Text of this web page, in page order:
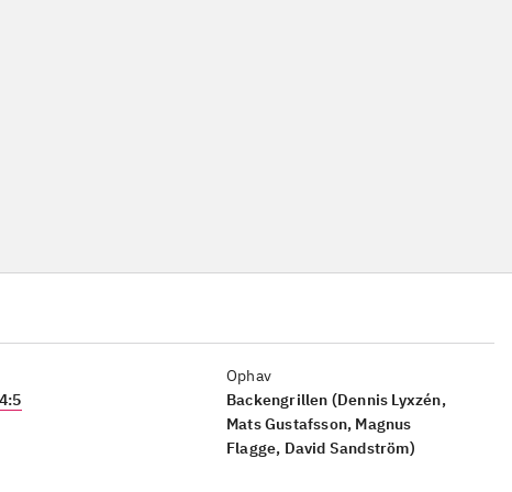
Ophav
Backengrillen (Dennis Lyxzén,
Mats Gustafsson, Magnus
Flagge, David Sandström)